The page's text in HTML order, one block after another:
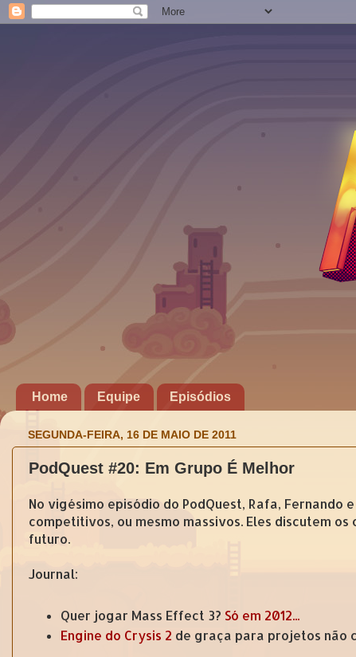
Home Equipe Episódios
SEGUNDA-FEIRA, 16 DE MAIO DE 2011
PodQuest #20: Em Grupo É Melhor
No vigésimo episódio do PodQuest, Rafa,
competitivos, ou mesmo massivos. Eles discutem
futuro.
Journal:
Quer jogar Mass Effect 3? Só em 2012...
Engine do Crysis 2 de graça para projetos não